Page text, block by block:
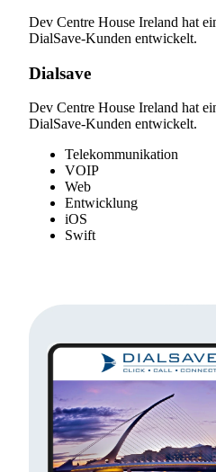
Dev Centre House Ireland hat
DialSave-Kunden entwickelt.
Dialsave
Dev Centre House Ireland hat
DialSave-Kunden entwickelt.
Telekommunikation
VOIP
Web
Entwicklung
iOS
Swift